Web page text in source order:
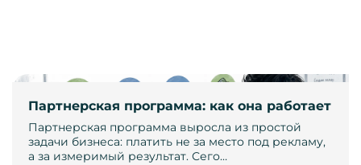
Партнерская программа: как она работает
Партнерская программа выросла из простой
задачи бизнеса: платить не за место под рекламу,
а за измеримый результат. Сего…